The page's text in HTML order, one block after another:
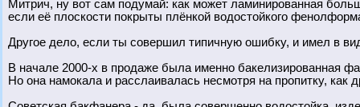
Митрич, ну вот сам подумай: как может ламинированная
если её плоскости покрыты плёнкой водостойкого
Другое дело, если ты совершил типичную ошибку, и имел
В начале 2000-х в продаже была именно бакелизированная
Но она намокала и расслаивалась несмотря на пропитку,